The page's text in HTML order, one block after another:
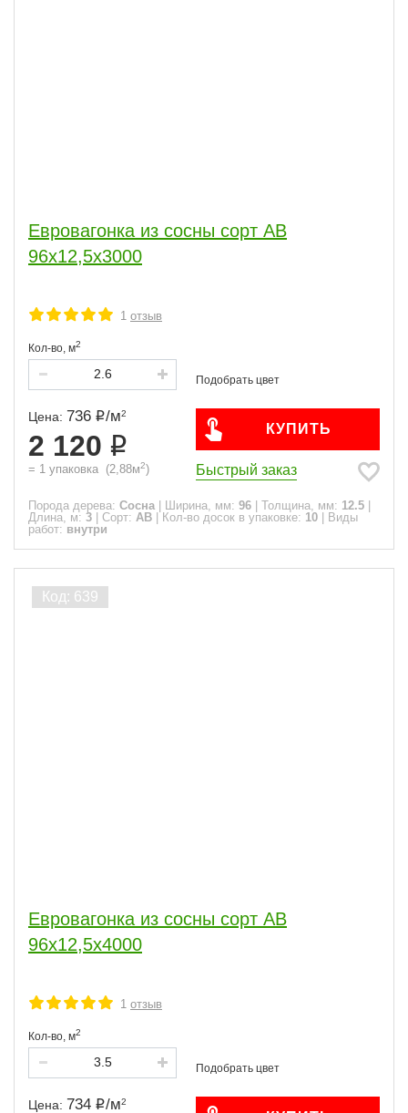
Евровагонка из сосны сорт АВ
96x12,5x3000
1 отзыв
Кол-во, м2
Цена: 736 /м2
2 120
= 1 упаковка (2,88м2)
КУПИТЬ
Быстрый заказ
Порода дерева: Сосна Ширина, мм: 96 Толщина, мм: 12.5
Длина, м: 3 Сорт: АВ Кол-во досок в упаковке: 10
Виды
работ: внутри
Евровагонка из сосны сорт АВ
96x12,5x4000
1 отзыв
Кол-во, м2
Цена: 734 /м2